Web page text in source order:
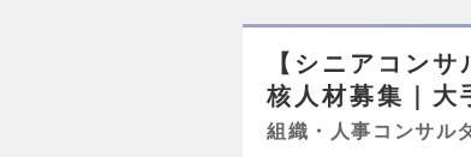
【シニアコン
核人材募集｜大
組織・人事コンサル